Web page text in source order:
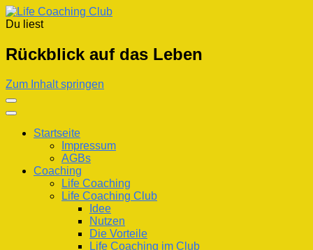
Du liest
Rückblick auf das Leben
Zum Inhalt springen
Startseite
Impressum
AGBs
Coaching
Life Coaching
Life Coaching Club
Idee
Nutzen
Die Vorteile
Life Coaching im Club